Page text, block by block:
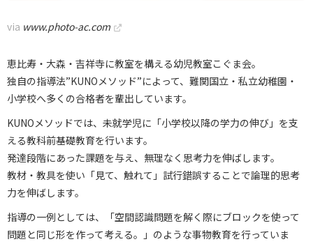
via www.photo-ac.com
恵比寿・大森・吉祥寺に教室を構える幼児教室こぐま会。
独自の指導法”KUNOメソッド”によって、難関国立・私立幼稚園・
小学校へ多くの合格者を輩出しています。
KUNOメソッドでは、未就学児に「小学校以降の学力の伸び」を支
える教科前基礎教育を行います。
発達段階にあった課題を与え、無理なく思考力を伸ばします。
教材・教具を使い「見て、触れて」試行錯誤することで論理的思考
力を伸ばします。
指導の一例としては、「空間認識問題を解く際にブロックを使って
問題と同じ形を作って考える。」のような事物教育を行っていま